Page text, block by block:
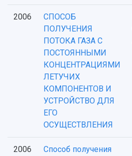
2006
СПОСОБ
ПОЛУЧЕНИЯ
ПОТОКА ГАЗА С
ПОСТОЯННЫМИ
КОНЦЕНТРАЦИЯМИ
ЛЕТУЧИХ
КОМПОНЕНТОВ И
УСТРОЙСТВО ДЛЯ
ЕГО
ОСУЩЕСТВЛЕНИЯ
2006
Способ получения